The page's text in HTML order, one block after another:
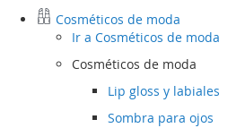
Cosméticos de moda
Ir a Cosméticos de moda
Cosméticos de moda
Lip gloss y labiales
Sombra para ojos